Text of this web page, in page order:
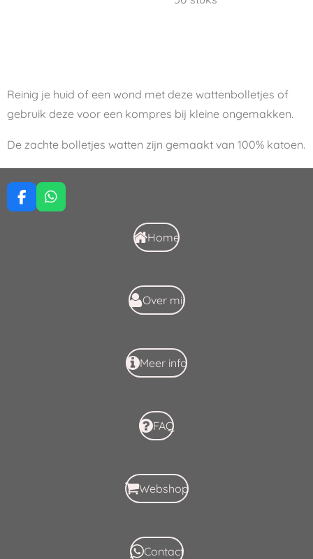
Reinig je huid of een wond met deze wattenbolletjes of
gebruik deze voor een kompres bij kleine ongemakken.
De zachte bolletjes watten zijn gemaakt van 100% katoen.
F
a
W
h
Home
Over mij
Meer info
FAQ
Webshop
Contact